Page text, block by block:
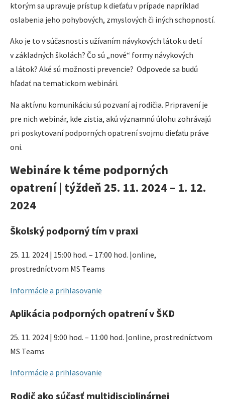
ktorým sa upravuje prístup k dieťaťu v prípade napríklad
oslabenia jeho pohybových, zmyslových či iných schopností.
Ako je to v súčasnosti s užívaním návykových látok u detí
v základných školách? Čo sú „nové“ formy návykových
a látok? Aké sú možnosti prevencie? Odpovede sa budú
hľadať na tematickom webinári.
Na aktívnu komunikáciu sú pozvaní aj rodičia. Pripravení je
pre nich webinár, kde zistia, akú významnú úlohu zohrávajú
pri poskytovaní podporných opatrení svojmu dieťaťu práve
oni.
Webináre k téme podporných
opatrení | týždeň 25. 11. 2024 – 1. 12.
2024
Školský podporný tím v praxi
25. 11. 2024 | 15:00 hod. – 17:00 hod. |online,
prostredníctvom MS Teams
Informácie a prihlasovanie
Aplikácia podporných opatrení v ŠKD
25. 11. 2024 | 9:00 hod. – 11:00 hod. |online, prostredníctvom
MS Teams
Informácie a prihlasovanie
Rodič ako súčasť multidisciplinárnej